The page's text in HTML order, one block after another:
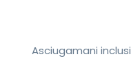
Asciugamani inclusi